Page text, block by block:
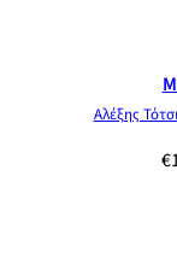
Αλέξης
€